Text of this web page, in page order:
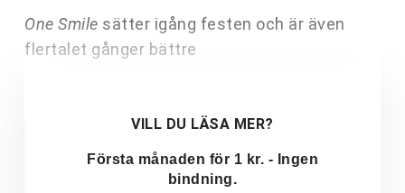
One Smile sätter igång festen och är även
flertalet gånger bättre
VILL DU LÄSA MER?
Första månaden för 1 kr. - Ingen
bindning.